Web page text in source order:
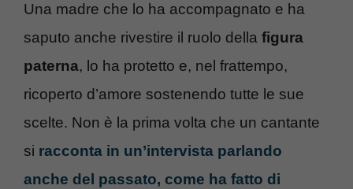
Una madre che lo ha accompagnato e ha
saputo anche rivestire il ruolo della figura
paterna, lo ha protetto e, nel frattempo,
ricoperto d’amore sostenendo tutte le sue
scelte. Non è la prima volta che un cantante
si racconta in un’intervista parlando
anche del passato, come ha fatto di